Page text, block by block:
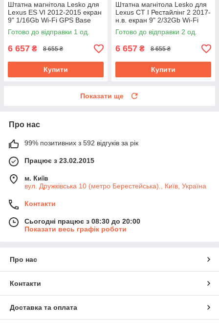
Штатна магнітола Lesko для
Lexus ES VI 2012-2015 екран
9" 1/16Gb Wi-Fi GPS Base
Готово до відправки 1 од.
6 657 ₴ 8 655 ₴
Купити
Штатна магнітола Lesko для
Lexus CT I Рестайлінг 2 2017-
н.в. екран 9" 2/32Gb Wi-Fi
GPS Base
Готово до відправки 2 од.
6 657 ₴ 8 655 ₴
Купити
Показати ще
Про нас
99% позитивних з 592 відгуків за рік
Працює з 23.02.2015
м. Київ
вул. Дружківська 10 (метро Берестейська)., Київ, Україна
Контакти
Сьогодні працює з 08:30 до 20:00
Показати весь графік роботи
Про нас
Контакти
Доставка та оплата